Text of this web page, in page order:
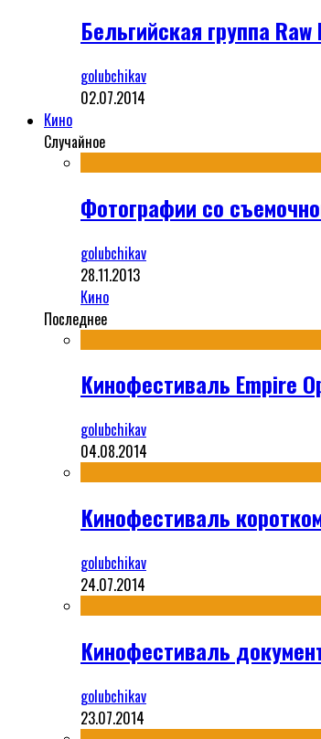
Бельгийская группа
golubchikav
02.07.2014
Кино
Случайное
Фотографии со
golubchikav
28.11.2013
Кино
Последнее
Кинофестиваль Empire
golubchikav
04.08.2014
Кинофестиваль
golubchikav
24.07.2014
Кинофестиваль
golubchikav
23.07.2014